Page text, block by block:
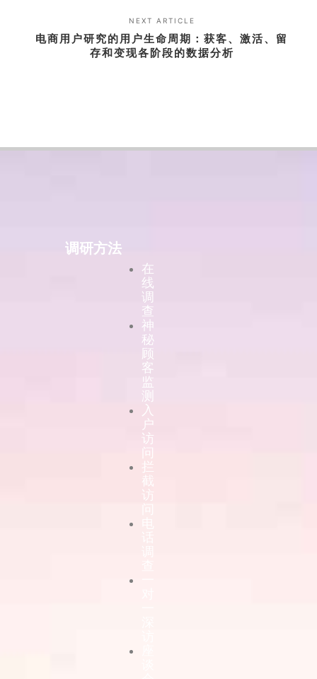
NEXT ARTICLE
电商用户研究的用户生命周期：获客、激活、留
存和变现各阶段的数据分析
调研方法
在
线
调
查
神
秘
顾
客
监
测
入
户
访
问
拦
截
访